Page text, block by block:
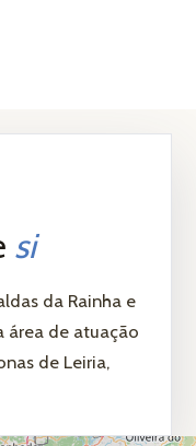
si
da Rainha e
área de atuação
de Leiria,